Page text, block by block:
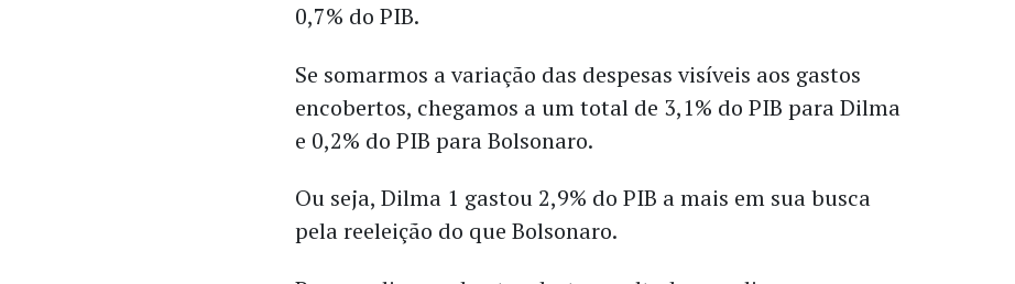
0,7% do PIB.
Se somarmos a variação das despesas visíveis aos gastos
encobertos, chegamos a um total de 3,1% do PIB para Dilma
e 0,2% do PIB para Bolsonaro.
Ou seja, Dilma 1 gastou 2,9% do PIB a mais em sua busca
pela reeleição do que Bolsonaro.